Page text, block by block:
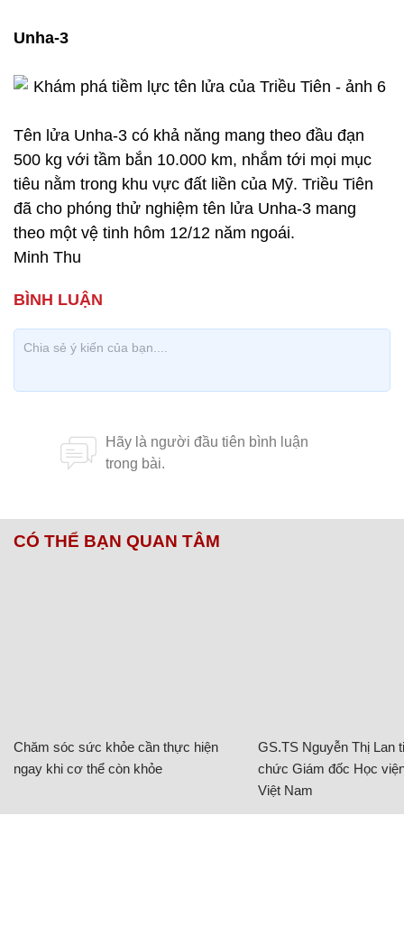
Unha-3
Tên lửa Unha-3 có khả năng mang theo đầu đạn
500 kg với tầm bắn 10.000 km, nhắm tới mọi mục
tiêu nằm trong khu vực đất liền của Mỹ. Triều Tiên
đã cho phóng thử nghiệm tên lửa Unha-3 mang
theo một vệ tinh hôm 12/12 năm ngoái.
Minh Thu
CÓ THỂ BẠN QUAN TÂM
Chăm sóc sức khỏe cần thực hiện
ngay khi cơ thể còn khỏe
GS.TS Nguyễn Thị Lan
chức Giám đốc Học
Việt Nam